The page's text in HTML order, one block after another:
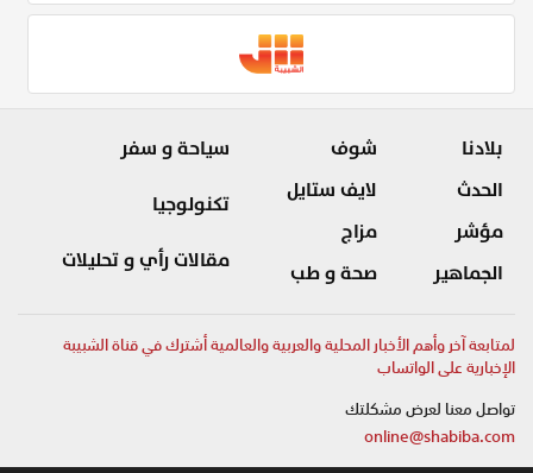
بلادنا
الحدث
مؤشر
الجماهير
شوف
لايف ستايل
مزاج
صحة و طب
سياحة و سفر
تكنولوجيا
مقالات رأي و تحليلات
لمتابعة آخر وأهم الأخبار المحلية والعربية والعالمية أشترك في قناة الشبيبة
الإخبارية على الواتساب
تواصل معنا لعرض مشكلتك
online@shabiba.com